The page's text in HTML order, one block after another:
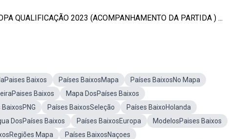
QUALIFICAÇÃO 2023 (ACOMPANHAMENTO DA PARTIDA ) ...
Baixos Países BaixosMapa
Países BaixosNo Mapa
Baixos
Mapa DosPaíses Baixos
BaixosPNG Países BaixosSeleção
Países BaixoHolanda
DosPaíses Baixos Países BaixosEuropa
ModelosPaises Baixos
Mapa
Países BaixosNaçoes